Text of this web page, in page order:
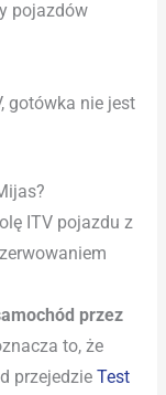
pojazdów
gotówka nie jest
ITV pojazdu z
przez
to, że
przejedzie Test